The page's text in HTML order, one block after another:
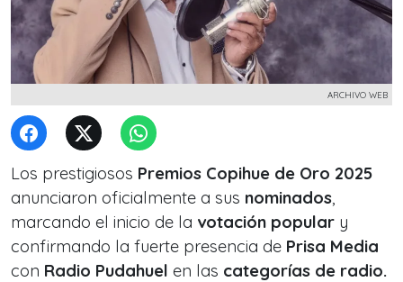
ARCHIVO WEB
Los prestigiosos Premios Copihue de Oro 2025
anunciaron oficialmente a sus nominados,
marcando el inicio de la votación popular y
confirmando la fuerte presencia de Prisa Media
con Radio Pudahuel en las categorías de radio.